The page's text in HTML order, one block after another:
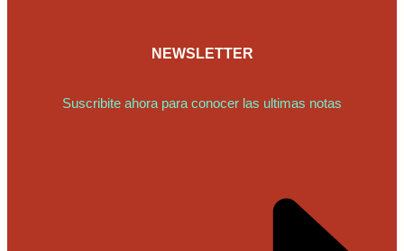
NEWSLETTER
Suscribite ahora para conocer las ultimas notas